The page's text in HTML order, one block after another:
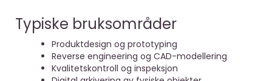
Typiske bruksområder
Produktdesign og prototyping
Reverse engineering og CAD-modellering
Kvalitetskontroll og inspeksjon